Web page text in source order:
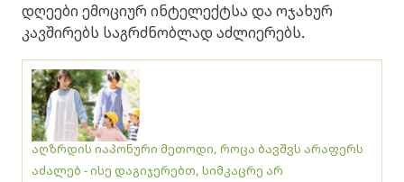
დღეები ემოციურ ინტელექტსა და ოჯახურ
კავშირებს საგრძნობლად აძლიერებს.
აღზრდის იაპონური მეთოდი, როცა ბავშვს არაფერს
აძალებ - ისე დაგიჯერებთ, სიმკაცრე არ